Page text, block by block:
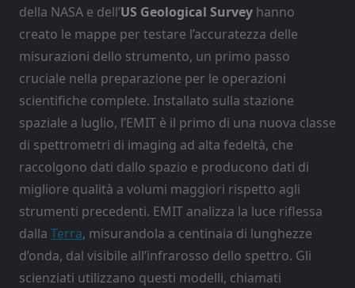
della NASA e dell’US Geological Survey hanno
creato le mappe per testare l’accuratezza delle
misurazioni dello strumento, un primo passo
cruciale nella preparazione per le operazioni
scientifiche complete. Installato sulla stazione
spaziale a luglio, l’EMIT è il primo di una nuova classe
di spettrometri di imaging ad alta fedeltà, che
raccolgono dati dallo spazio e producono dati di
migliore qualità a volumi maggiori rispetto agli
strumenti precedenti. EMIT analizza la luce riflessa
dalla Terra, misurandola a centinaia di lunghezze
d’onda, dal visibile all’infrarosso dello spettro. Gli
scienziati utilizzano questi modelli, chiamati